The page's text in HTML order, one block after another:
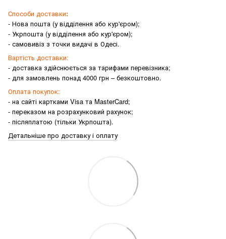
Способи доставки:
- Нова пошта (у відділення або кур'єром);
- Укрпошта (у відділення або кур'єром);
- самовивіз з точки видачі в Одесі.
Вартість доставки:
- доставка здійснюється за тарифами перевізника;
- для замовлень понад 4000 грн – безкоштовно.
Оплата покупок:
- на сайті картками Visa та MasterCard;
- переказом на розрахунковий рахунок;
- післяплатою (тільки Укрпошта).
Детальніше про доставку і оплату